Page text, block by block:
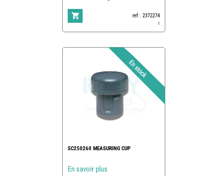
ref : 2372274
1
SC250260 MEASURING CUP
En savoir plus